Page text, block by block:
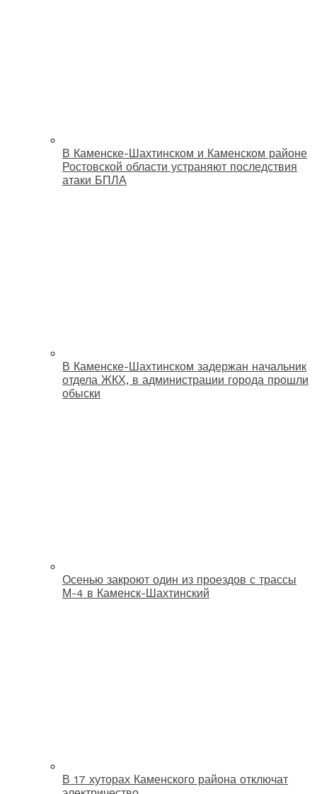
В Каменске-Шахтинском и Каменском районе
Ростовской области устраняют последствия
атаки БПЛА
В Каменске-Шахтинском задержан начальник
отдела ЖКХ, в администрации города прошли
обыски
Осенью закроют один из проездов с трассы
М-4 в Каменск-Шахтинский
В 17 хуторах Каменского района отключат